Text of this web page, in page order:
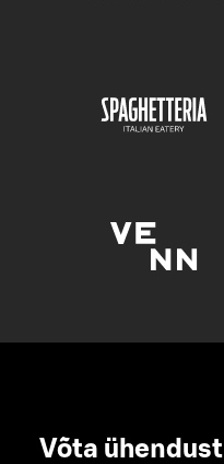
Võta ühendust